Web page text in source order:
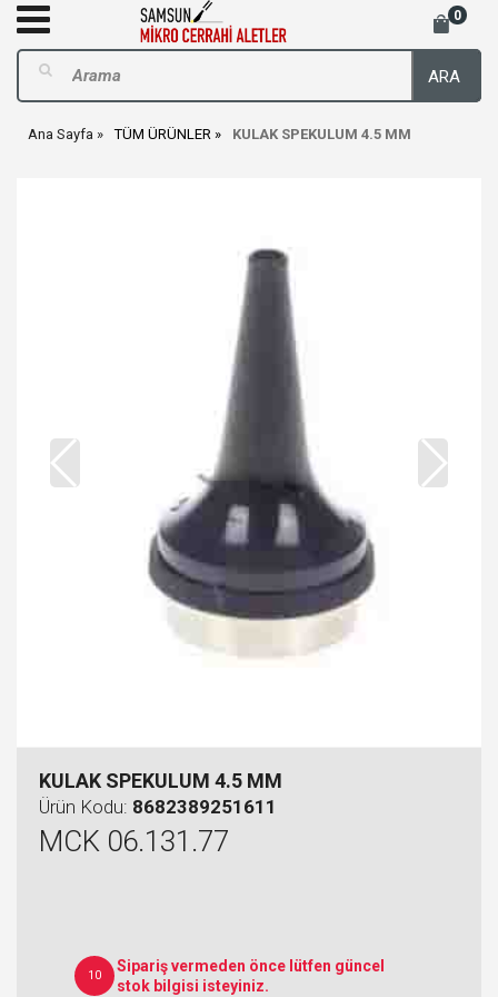
0
ARA
Ana Sayfa TÜM ÜRÜNLER KULAK SPEKULUM 4.5 MM
KULAK SPEKULUM 4.5 MM
Ürün Kodu: 8682389251611
MCK 06.131.77
10
Sipariş vermeden önce lütfen güncel
stok bilgisi isteyiniz.